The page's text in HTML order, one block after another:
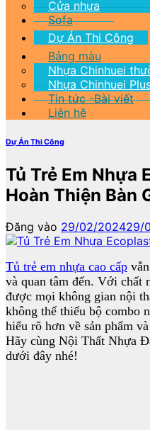
Cửa nhựa
Sofa
Dự Án Thi Công
Bảng màu
Nhựa Chinhuei
Nhựa Chinhuei
Tin tức -Bài viết
Liên hệ
Dự Án Thi Công
Tủ Trẻ Em Nhựa
Hoàn Thiện Bàn
Đăng vào 29/02/202429/
Tủ trẻ em nhựa cao cấp
và quan tâm đến. Với chất
được mọi không gian nội
không thể thiếu bộ combo
hiểu rõ hơn về sản phẩm
Hãy cùng Nội Thất Nhựa
dưới đây nhé!